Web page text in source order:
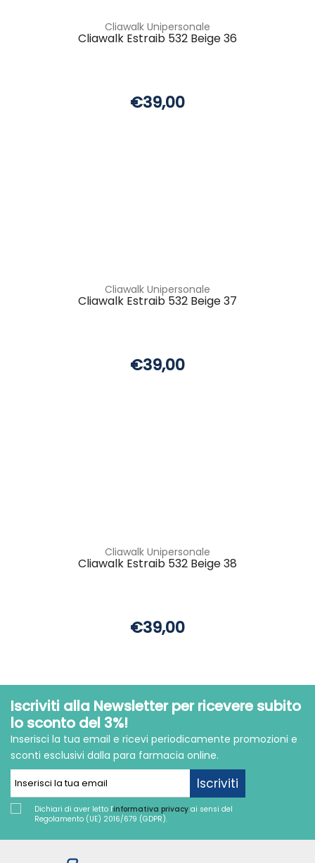
Cliawalk Unipersonale
Cliawalk Estraib 532 Beige 36
€39,00
Cliawalk Unipersonale
Cliawalk Estraib 532 Beige 37
€39,00
Cliawalk Unipersonale
Cliawalk Estraib 532 Beige 38
€39,00
Iscriviti alla Newsletter per ricevere subito
lo sconto del 3%!
Inserisci la tua email e ricevi periodicamente promozioni e
sconti esclusivi dalla para farmacia online.
Iscriviti
Dichiari di aver letto l'informativa privacy ai sensi del
Regolamento (UE) 2016/679 (GDPR).